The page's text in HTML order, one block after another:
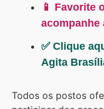
📱 Favorite
✅ Clique
Agita
Todos os postos